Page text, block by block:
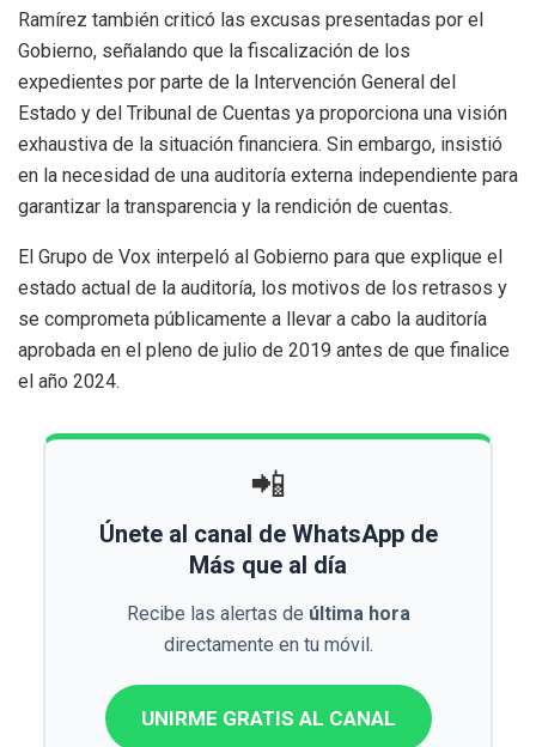
Ramírez también criticó las excusas presentadas por el
Gobierno, señalando que la fiscalización de los
expedientes por parte de la Intervención General del
Estado y del Tribunal de Cuentas ya proporciona una visión
exhaustiva de la situación financiera. Sin embargo, insistió
en la necesidad de una auditoría externa independiente para
garantizar la transparencia y la rendición de cuentas.
El Grupo de Vox interpeló al Gobierno para que explique el
estado actual de la auditoría, los motivos de los retrasos y
se comprometa públicamente a llevar a cabo la auditoría
aprobada en el pleno de julio de 2019 antes de que finalice
el año 2024.
📲
Únete al canal de WhatsApp de
Más que al día
Recibe las alertas de última hora
directamente en tu móvil.
UNIRME GRATIS AL CANAL